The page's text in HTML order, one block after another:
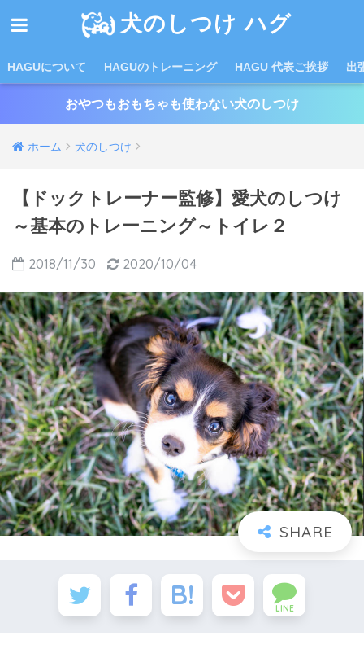
犬のしつけ ハグ
HAGUについて HAGUのトレーニング HAGU 代表ご挨拶 出
おやつもおもちゃも使わない犬のしつけ
ホーム 犬のしつけ
【ドックトレーナー監修】愛犬のしつけ
～基本のトレーニング～トイレ２
2018/11/30 2020/10/04
LINE